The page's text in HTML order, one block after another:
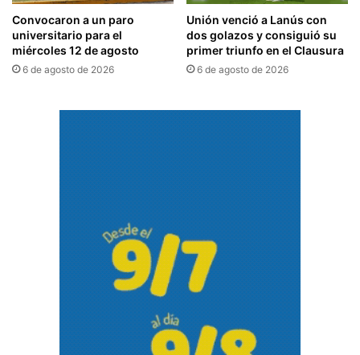
Convocaron a un paro
universitario para el
miércoles 12 de agosto
6 de agosto de 2026
Unión venció a Lanús con
dos golazos y consiguió su
primer triunfo en el Clausura
6 de agosto de 2026